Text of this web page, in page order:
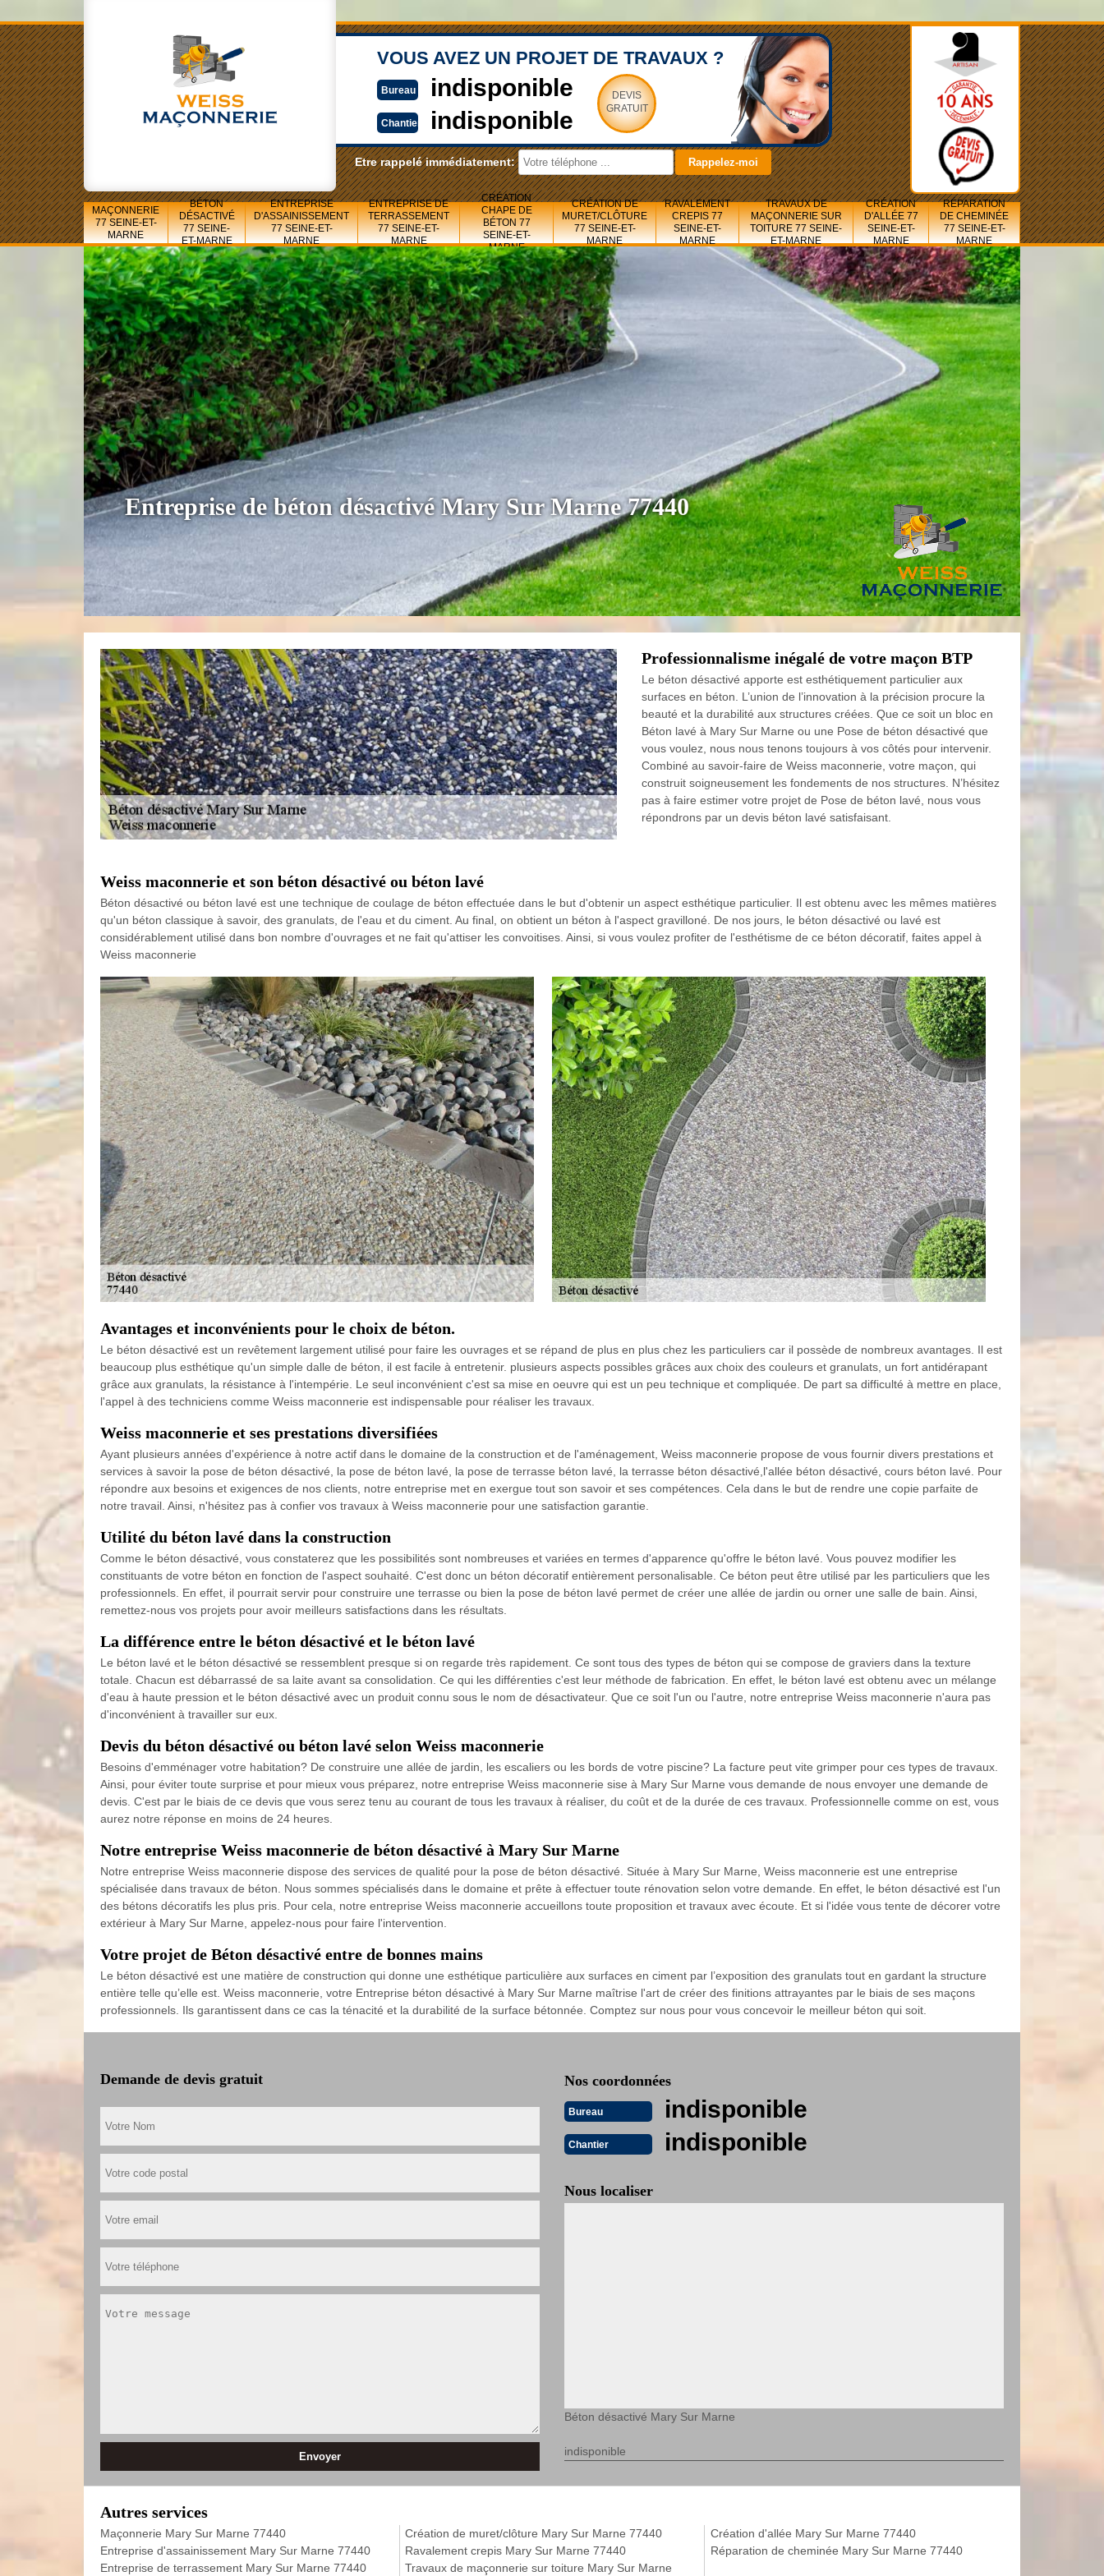
VOUS AVEZ UN PROJET DE TRAVAUX ?
Bureau indisponible
Chantier indisponible
DEVIS
GRATUIT
Etre rappelé immédiatement:
MAÇONNERIE
77 SEINE-ET-
MARNE
BÉTON
DÉSACTIVÉ
77 SEINE-
ET-MARNE
ENTREPRISE
D'ASSAINISSEMENT
77 SEINE-ET-
MARNE
ENTREPRISE DE
TERRASSEMENT
77 SEINE-ET-
MARNE
CRÉATION
CHAPE DE
BÉTON 77
SEINE-ET-
MARNE
CRÉATION DE
MURET/CLÔTURE
77 SEINE-ET-
MARNE
RAVALEMENT
CREPIS 77
SEINE-ET-
MARNE
TRAVAUX DE
MAÇONNERIE SUR
TOITURE 77 SEINE-
ET-MARNE
CRÉATION
D'ALLÉE 77
SEINE-ET-
MARNE
RÉPARATION
DE CHEMINÉE
77 SEINE-ET-
MARNE
Entreprise de béton désactivé Mary Sur Marne 77440
Professionnalisme inégalé de votre maçon BTP
Le béton désactivé apporte est esthétiquement particulier aux
surfaces en béton. L’union de l’innovation à la précision procure la
beauté et la durabilité aux structures créées. Que ce soit un bloc en
Béton lavé à Mary Sur Marne ou une Pose de béton désactivé que
vous voulez, nous nous tenons toujours à vos côtés pour intervenir.
Combiné au savoir-faire de Weiss maconnerie, votre maçon, qui
construit soigneusement les fondements de nos structures. N’hésitez
pas à faire estimer votre projet de Pose de béton lavé, nous vous
répondrons par un devis béton lavé satisfaisant.
Weiss maconnerie et son béton désactivé ou béton lavé
Béton désactivé ou béton lavé est une technique de coulage de béton effectuée dans le but d'obtenir un aspect esthétique particulier. Il est obtenu avec les mêmes matières
qu'un béton classique à savoir, des granulats, de l'eau et du ciment. Au final, on obtient un béton à l'aspect gravilloné. De nos jours, le béton désactivé ou lavé est
considérablement utilisé dans bon nombre d'ouvrages et ne fait qu'attiser les convoitises. Ainsi, si vous voulez profiter de l'esthétisme de ce béton décoratif, faites appel à
Weiss maconnerie
Avantages et inconvénients pour le choix de béton.
Le béton désactivé est un revêtement largement utilisé pour faire les ouvrages et se répand de plus en plus chez les particuliers car il possède de nombreux avantages. Il est
beaucoup plus esthétique qu'un simple dalle de béton, il est facile à entretenir. plusieurs aspects possibles grâces aux choix des couleurs et granulats, un fort antidérapant
grâce aux granulats, la résistance à l'intempérie. Le seul inconvénient c'est sa mise en oeuvre qui est un peu technique et compliquée. De part sa difficulté à mettre en place,
l'appel à des techniciens comme Weiss maconnerie est indispensable pour réaliser les travaux.
Weiss maconnerie et ses prestations diversifiées
Ayant plusieurs années d'expérience à notre actif dans le domaine de la construction et de l'aménagement, Weiss maconnerie propose de vous fournir divers prestations et
services à savoir la pose de béton désactivé, la pose de béton lavé, la pose de terrasse béton lavé, la terrasse béton désactivé,l'allée béton désactivé, cours béton lavé. Pour
répondre aux besoins et exigences de nos clients, notre entreprise met en exergue tout son savoir et ses compétences. Cela dans le but de rendre une copie parfaite de
notre travail. Ainsi, n'hésitez pas à confier vos travaux à Weiss maconnerie pour une satisfaction garantie.
Utilité du béton lavé dans la construction
Comme le béton désactivé, vous constaterez que les possibilités sont nombreuses et variées en termes d'apparence qu'offre le béton lavé. Vous pouvez modifier les
constituants de votre béton en fonction de l'aspect souhaité. C'est donc un béton décoratif entièrement personalisable. Ce béton peut être utilisé par les particuliers que les
professionnels. En effet, il pourrait servir pour construire une terrasse ou bien la pose de béton lavé permet de créer une allée de jardin ou orner une salle de bain. Ainsi,
remettez-nous vos projets pour avoir meilleurs satisfactions dans les résultats.
La différence entre le béton désactivé et le béton lavé
Le béton lavé et le béton désactivé se ressemblent presque si on regarde très rapidement. Ce sont tous des types de béton qui se compose de graviers dans la texture
totale. Chacun est débarrassé de sa laite avant sa consolidation. Ce qui les différenties c'est leur méthode de fabrication. En effet, le béton lavé est obtenu avec un mélange
d'eau à haute pression et le béton désactivé avec un produit connu sous le nom de désactivateur. Que ce soit l'un ou l'autre, notre entreprise Weiss maconnerie n'aura pas
d'inconvénient à travailler sur eux.
Devis du béton désactivé ou béton lavé selon Weiss maconnerie
Besoins d'emménager votre habitation? De construire une allée de jardin, les escaliers ou les bords de votre piscine? La facture peut vite grimper pour ces types de travaux.
Ainsi, pour éviter toute surprise et pour mieux vous préparez, notre entreprise Weiss maconnerie sise à Mary Sur Marne vous demande de nous envoyer une demande de
devis. C'est par le biais de ce devis que vous serez tenu au courant de tous les travaux à réaliser, du coût et de la durée de ces travaux. Professionnelle comme on est, vous
aurez notre réponse en moins de 24 heures.
Notre entreprise Weiss maconnerie de béton désactivé à Mary Sur Marne
Notre entreprise Weiss maconnerie dispose des services de qualité pour la pose de béton désactivé. Située à Mary Sur Marne, Weiss maconnerie est une entreprise
spécialisée dans travaux de béton. Nous sommes spécialisés dans le domaine et prête à effectuer toute rénovation selon votre demande. En effet, le béton désactivé est l'un
des bétons décoratifs les plus pris. Pour cela, notre entreprise Weiss maconnerie accueillons toute proposition et travaux avec écoute. Et si l'idée vous tente de décorer votre
extérieur à Mary Sur Marne, appelez-nous pour faire l'intervention.
Votre projet de Béton désactivé entre de bonnes mains
Le béton désactivé est une matière de construction qui donne une esthétique particulière aux surfaces en ciment par l’exposition des granulats tout en gardant la structure
entière telle qu’elle est. Weiss maconnerie, votre Entreprise béton désactivé à Mary Sur Marne maîtrise l'art de créer des finitions attrayantes par le biais de ses maçons
professionnels. Ils garantissent dans ce cas la ténacité et la durabilité de la surface bétonnée. Comptez sur nous pour vous concevoir le meilleur béton qui soit.
Demande de devis gratuit Nos coordonnées
Bureau indisponible
Chantier indisponible
Nous localiser
Béton désactivé Mary Sur Marne
indisponible
Autres services
Maçonnerie Mary Sur Marne 77440
Entreprise d'assainissement Mary Sur Marne 77440
Entreprise de terrassement Mary Sur Marne 77440
Création de muret/clôture Mary Sur Marne 77440
Ravalement crepis Mary Sur Marne 77440
Travaux de maçonnerie sur toiture Mary Sur Marne
Création d'allée Mary Sur Marne 77440
Réparation de cheminée Mary Sur Marne 77440